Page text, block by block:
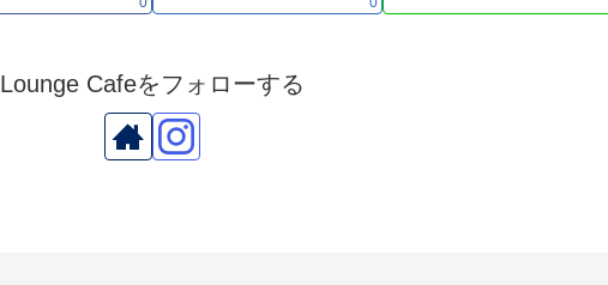
Lounge Cafeをフォローする